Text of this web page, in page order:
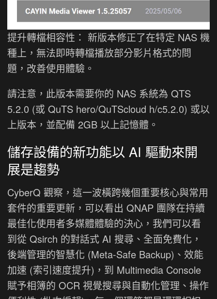
提升轉檔相容性： 新版本修正了在特定 NAS 機
種上，無法即時轉檔播放部分影片格式的問
題，改善使用體驗。
請注意，此版本需要你的 NAS 系統為 QTS
5.2.0 (或 QuTS hero/QuTScloud h/c5.2.0) 或以
上版本，並配備 2GB 以上記憶體。
儲存設備的新功能以 AI 驅動來開
展是趨勢
CyberQ 觀察，這一波橫跨幾個重要核心與常用
套件的重要更新，可以看出 QNAP 團隊在持續
最佳化使用者多媒體體驗的決心，我們可以看
到從 Qsirch 的對話式 AI 搜尋、全面免費化，
後端管理的智慧化 (Meta-Safe Backup)、效能
加速 (索引速度提升)，到 Multimedia Console
賦予相簿的 OCR 視覺搜尋與自動化管理、操作